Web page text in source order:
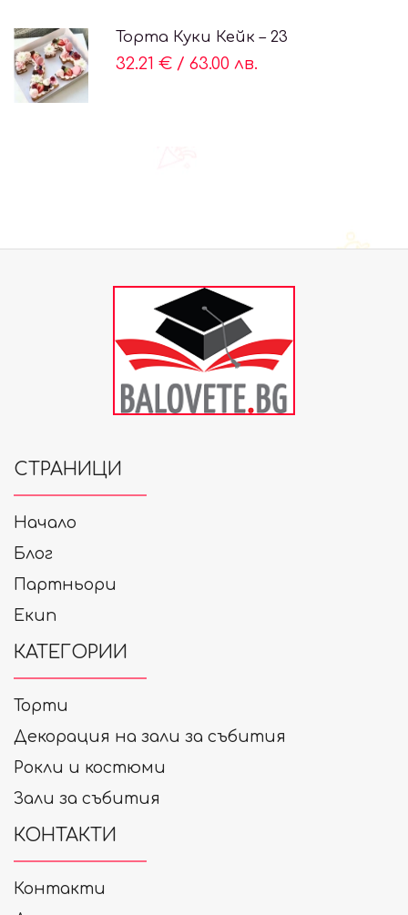
Торта Куки Кейк – 23
32.21 € / 63.00 лв.
СТРАНИЦИ
Начало
Блог
Партньори
Екип
КАТЕГОРИИ
Торти
Декорация на зали за събития
Рокли и костюми
Зали за събития
КОНТАКТИ
Контакти